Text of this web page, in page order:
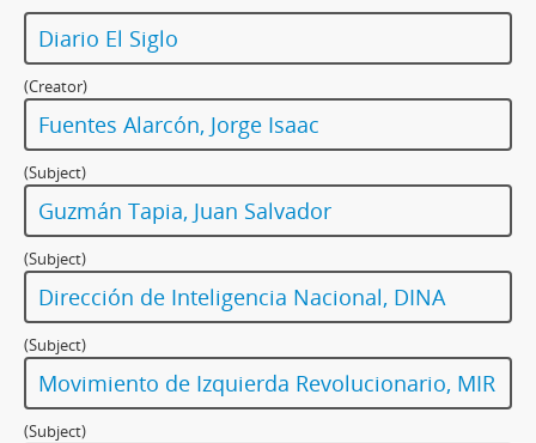
Diario El Siglo
(Creator)
Fuentes Alarcón, Jorge Isaac
(Subject)
Guzmán Tapia, Juan Salvador
(Subject)
Dirección de Inteligencia Nacional, DINA
(Subject)
Movimiento de Izquierda Revolucionario, MIR
(Subject)